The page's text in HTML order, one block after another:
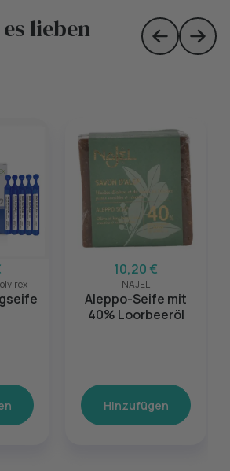
lieben
Skip toSkip
10,20 €
NAJEL
Aleppo-Seife mit
40% Loorbeeröl
Hinzufügen